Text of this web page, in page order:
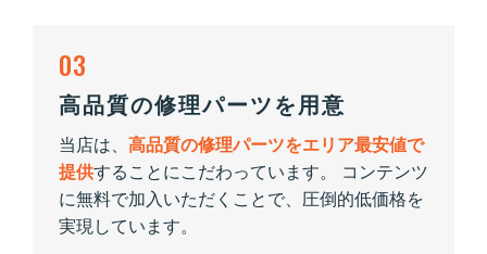
03
高品質の修理パーツを用意
当店は、 高品質の修理パーツをエリア最安値で
提供することにこだわっています。 コンテンツ
に無料で加入いただくことで、圧倒的低価格を
実現しています。